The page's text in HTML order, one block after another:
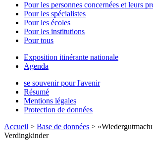
Pour les personnes concernées et leurs
Pour les spécialistes
Pour les écoles
Pour les institutions
Pour tous
Exposition itinérante nationale
Agenda
se souvenir pour l'avenir
Résumé
Mentions légales
Protection de données
Accueil > Base de données >
Verdingkinder